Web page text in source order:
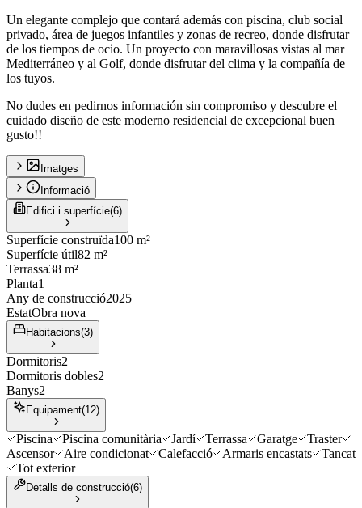
Un elegante complejo que contará además con piscina, club social
privado, área de juegos infantiles y zonas de recreo, donde disfrutar
de los tiempos de ocio. Un proyecto con maravillosas vistas al mar
Mediterráneo y al Golf, donde disfrutar del clima y la compañía de
los tuyos.
No dudes en pedirnos información sin compromiso y descubre el
cuidado diseño de este moderno residencial de excepcional buen
gusto!!
Imatges
Informació
Edifici i superfície(6)
Superfície construïda100 m²
Superfície útil82 m²
Terrassa38 m²
Planta1
Any de construcció2025
EstatObra nova
Habitacions(3)
Dormitoris2
Dormitoris dobles2
Banys2
Equipament(12)
Piscina Piscina comunitària Jardí Terrassa Garatge
Traster
Ascensor
Aire condicionat Calefacció Armaris encastats
Tancat
Tot exterior
Detalls de construcció(6)